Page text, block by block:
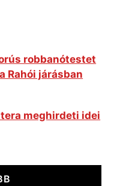
robbanótestet
Rahói járásban
meghirdeti idei